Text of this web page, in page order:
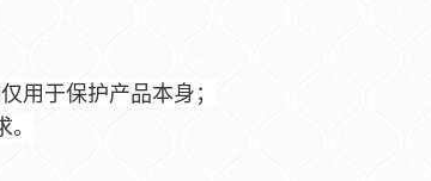
用于保护产品本身；